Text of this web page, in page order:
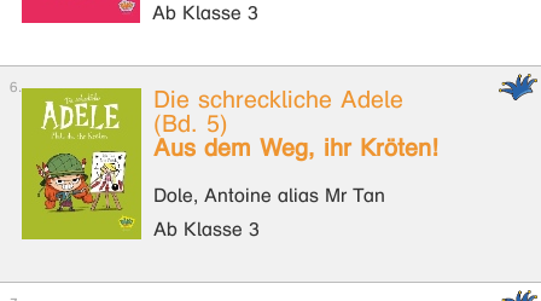
Ab Klasse 3
Die schreckliche Adele
(Bd. 5)
Aus dem Weg, ihr Kröten!
Dole, Antoine alias Mr Tan
Ab Klasse 3